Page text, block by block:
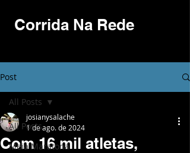
Corrida Na Rede
Post
All Posts
Meia Maratona
All Posts
Com 16 mil atletas,
josianysalache
1 de ago. de 2024